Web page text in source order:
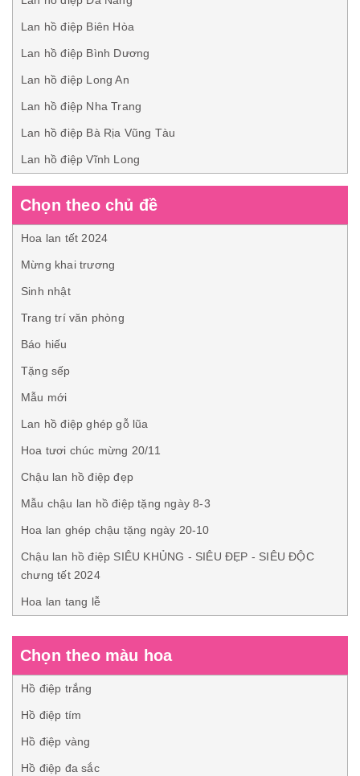
Lan hồ điệp Biên Hòa
Lan hồ điệp Bình Dương
Lan hồ điệp Long An
Lan hồ điệp Nha Trang
Lan hồ điệp Bà Rịa Vũng Tàu
Lan hồ điệp Vĩnh Long
Chọn theo chủ đề
Hoa lan tết 2024
Mừng khai trương
Sinh nhật
Trang trí văn phòng
Báo hiếu
Tặng sếp
Mẫu mới
Lan hồ điệp ghép gỗ lũa
Hoa tươi chúc mừng 20/11
Chậu lan hồ điệp đẹp
Mẫu chậu lan hồ điệp tặng ngày 8-3
Hoa lan ghép chậu tặng ngày 20-10
Chậu lan hồ điệp SIÊU KHỦNG - SIÊU ĐẸP - SIÊU ĐỘC
chưng tết 2024
Hoa lan tang lễ
Chọn theo màu hoa
Hồ điệp trắng
Hồ điệp tím
Hồ điệp vàng
Hồ điệp đa sắc